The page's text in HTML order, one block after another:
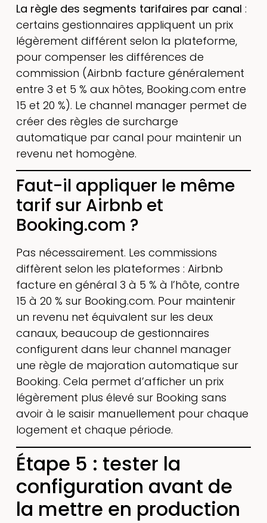
La règle des segments tarifaires par canal :
certains gestionnaires appliquent un prix
légèrement différent selon la plateforme,
pour compenser les différences de
commission (Airbnb facture généralement
entre 3 et 5 % aux hôtes, Booking.com entre
15 et 20 %). Le channel manager permet de
créer des règles de surcharge
automatique par canal pour maintenir un
revenu net homogène.
Faut-il appliquer le même
tarif sur Airbnb et
Booking.com ?
Pas nécessairement. Les commissions
diffèrent selon les plateformes : Airbnb
facture en général 3 à 5 % à l’hôte, contre
15 à 20 % sur Booking.com. Pour maintenir
un revenu net équivalent sur les deux
canaux, beaucoup de gestionnaires
configurent dans leur channel manager
une règle de majoration automatique sur
Booking. Cela permet d’afficher un prix
légèrement plus élevé sur Booking sans
avoir à le saisir manuellement pour chaque
logement et chaque période.
Étape 5 : tester la
configuration avant de
la mettre en production